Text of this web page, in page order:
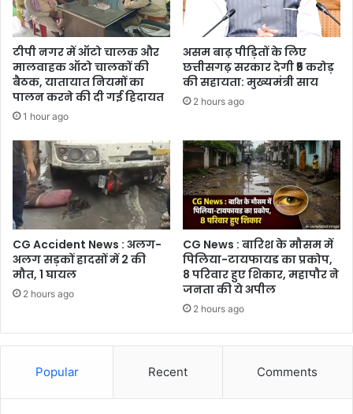
टीपी नगर में ऑटो चालक और
मालवाहक ऑटो चालकों की
बैठक, यातायात नियमों का
पालन करने की दी गई हिदायत
1 hour ago
असम बाढ़ पीड़ितों के लिए
छत्तीसगढ़ सरकार देगी ₹5 करोड़
की सहायता: मुख्यमंत्री साय
2 hours ago
CG Accident News : अलग-
अलग सड़कों हादसों में 2 की
मौत, 1 घायल
2 hours ago
CG News : बारिश के मौसम में
पिलिया-टायफायड का प्रकोप,
8 परिवार हुए शिकार, महापौर ने
जनता की ये अपील
2 hours ago
Popular Recent Comments